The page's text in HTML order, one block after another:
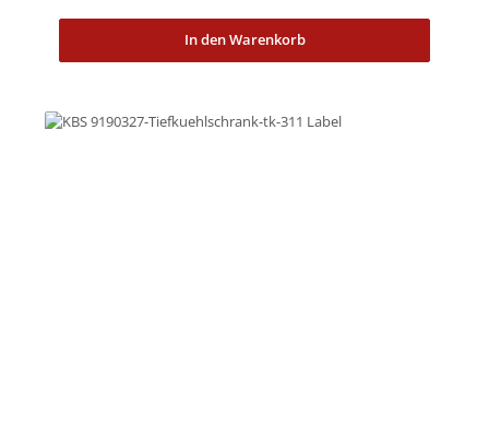
In den Warenkorb